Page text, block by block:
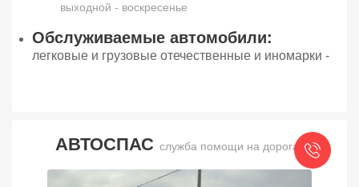
выходной - воскресенье
Обслуживаемые автомобили:
легковые и грузовые отечественные и иномарки -
АВТОСПАС служба помощи на дорогах